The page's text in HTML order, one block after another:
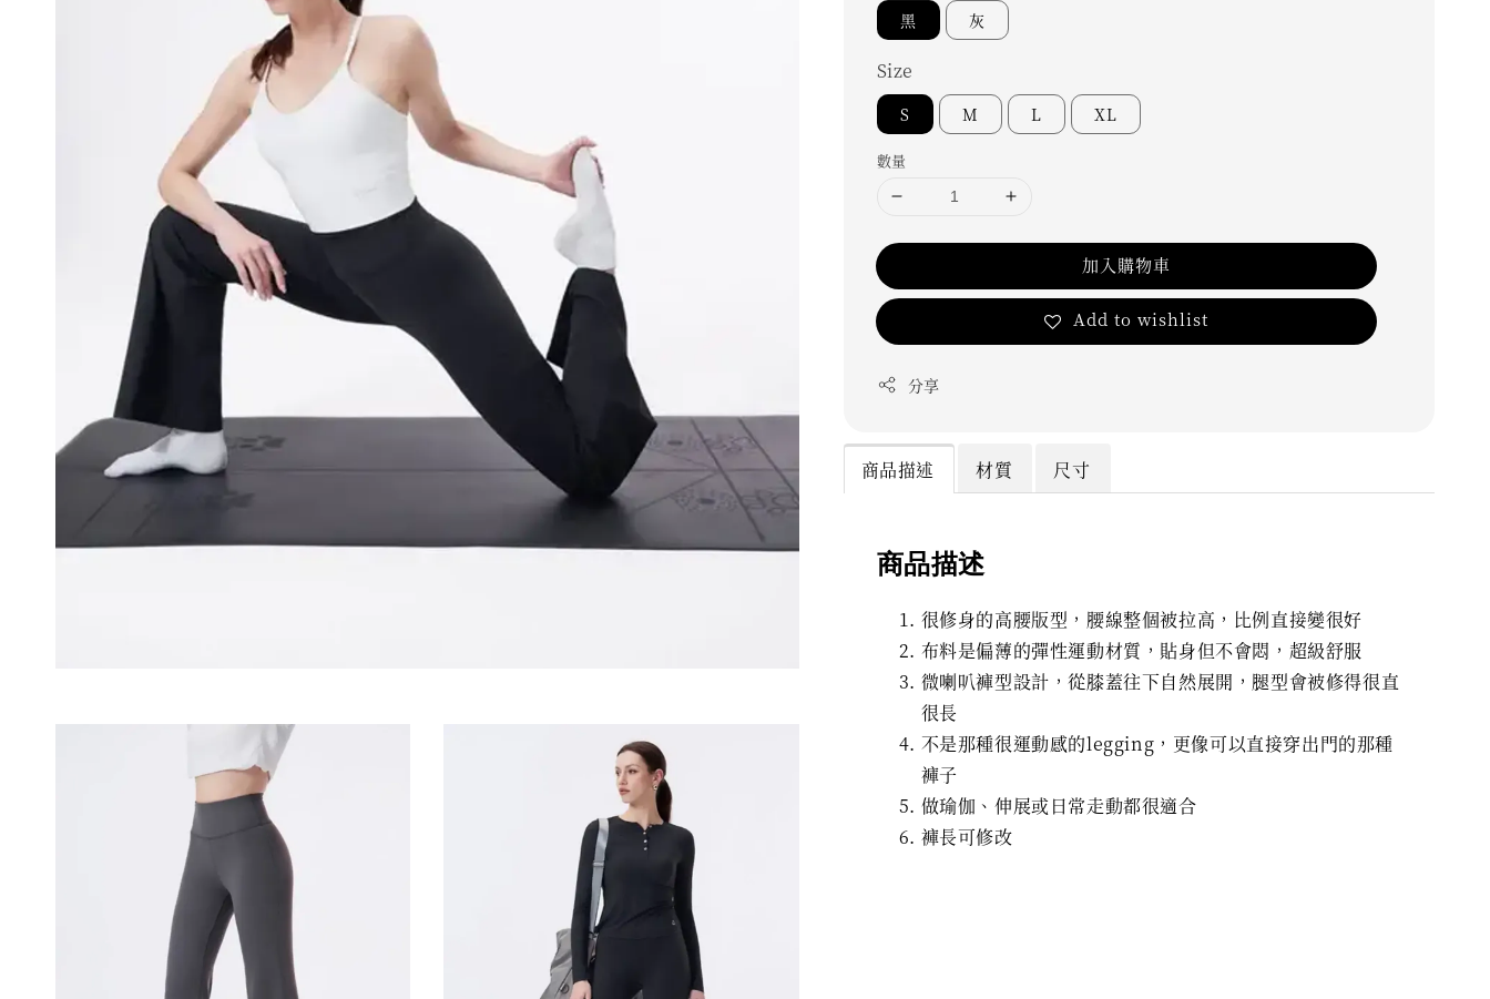
黑 灰
Size
S M L XL
數量
加入購物車
Add to wishlist
分享
商品描述 材質 尺寸
商品描述
很修身的高腰版型，腰線整個被拉高，比例直接變很好
布料是偏薄的彈性運動材質，貼身但不會悶，超級舒服
微喇叭褲型設計，從膝蓋往下自然展開，腿型會被修得很直
很長
不是那種很運動感的legging，更像可以直接穿出門的那種
褲子
做瑜伽、伸展或日常走動都很適合
褲長可修改